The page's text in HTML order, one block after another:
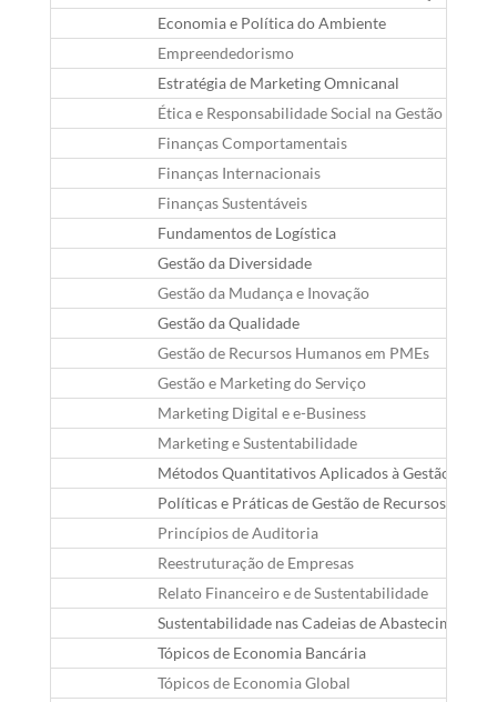
Economia e Política do Ambiente
Empreendedorismo
Estratégia de Marketing Omnicanal
Ética e Responsabilidade Social na Gestão
Finanças Comportamentais
Finanças Internacionais
Finanças Sustentáveis
Fundamentos de Logística
Gestão da Diversidade
Gestão da Mudança e Inovação
Gestão da Qualidade
Gestão de Recursos Humanos em PMEs
Gestão e Marketing do Serviço
Marketing Digital e e-Business
Marketing e Sustentabilidade
Métodos Quantitativos Aplicados à Gestão
Políticas e Práticas de Gestão de Recursos
Princípios de Auditoria
Reestruturação de Empresas
Relato Financeiro e de Sustentabilidade
Sustentabilidade nas Cadeias de Abastecimento
Tópicos de Economia Bancária
Tópicos de Economia Global